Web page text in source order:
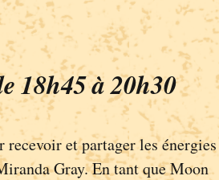
18h45 à 20h30
et partager les énergies
Gray. En tant que Moon